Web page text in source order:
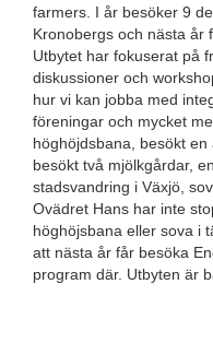
farmers. I år besöker 9
Kronobergs och nästa år
Utbytet har fokuserat på
diskussioner och
hur vi kan jobba med
föreningar och mycket
höghöjdsbana, besökt
besökt två mjölkgårdar,
stadsvandring i Växjö,
Ovädret Hans har inte
höghöjsbana eller sova i
att nästa år får besöka
program där. Utbyten är